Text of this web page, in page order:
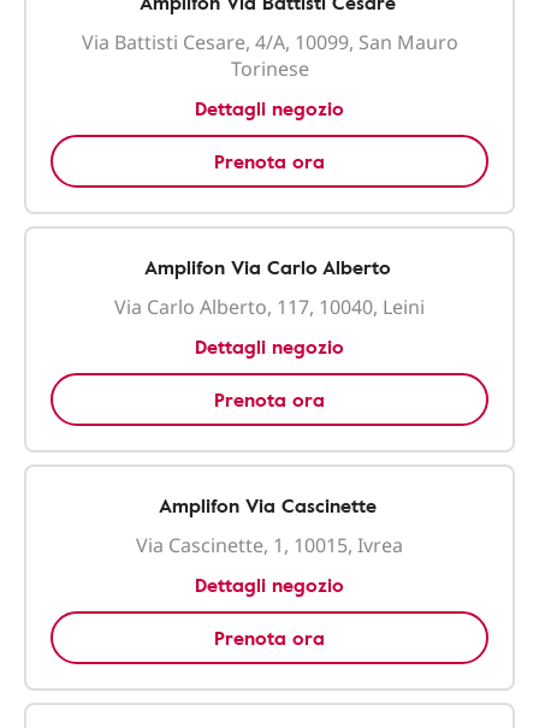
Via Battisti Cesare, 4/A, 10099, San Mauro
Torinese
Dettagli negozio
Prenota ora
Amplifon Via Carlo Alberto
Via Carlo Alberto, 117, 10040, Leini
Dettagli negozio
Prenota ora
Amplifon Via Cascinette
Via Cascinette, 1, 10015, Ivrea
Dettagli negozio
Prenota ora